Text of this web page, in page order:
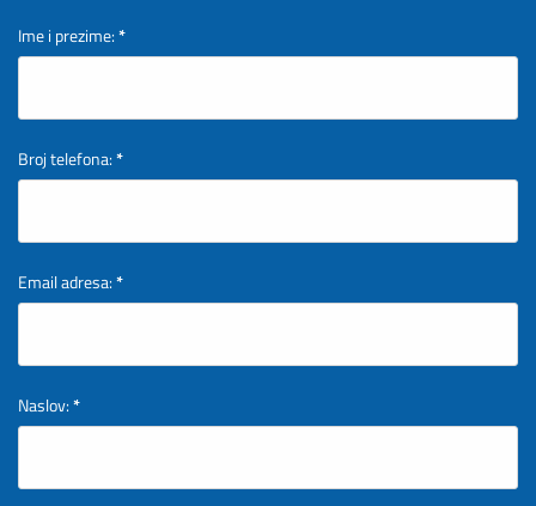
Ime i prezime:*
Broj telefona:*
Email adresa:*
Naslov:*